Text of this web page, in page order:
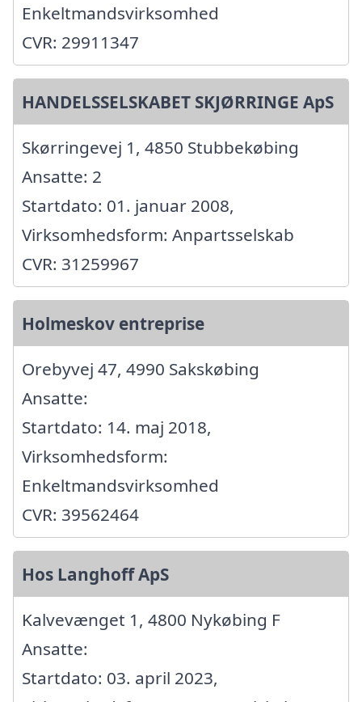
Enkeltmandsvirksomhed
CVR: 29911347
HANDELSSELSKABET SKJØRRINGE ApS
Skørringevej 1, 4850 Stubbekøbing
Ansatte: 2
Startdato: 01. januar 2008,
Virksomhedsform: Anpartsselskab
CVR: 31259967
Holmeskov entreprise
Orebyvej 47, 4990 Sakskøbing
Ansatte:
Startdato: 14. maj 2018,
Virksomhedsform:
Enkeltmandsvirksomhed
CVR: 39562464
Hos Langhoff ApS
Kalvevænget 1, 4800 Nykøbing F
Ansatte:
Startdato: 03. april 2023,